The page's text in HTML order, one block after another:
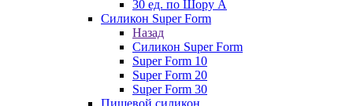
30 ед. по Шору А
Силикон Super Form
Назад
Силикон Super Form
Super Form 10
Super Form 20
Super Form 30
Пищевой силикон